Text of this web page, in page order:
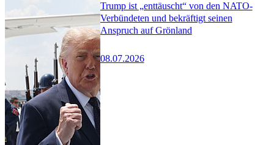
Trump ist „enttäuscht“ von den NATO-
Verbündeten und bekräftigt seinen
Anspruch auf Grönland
08.07.2026